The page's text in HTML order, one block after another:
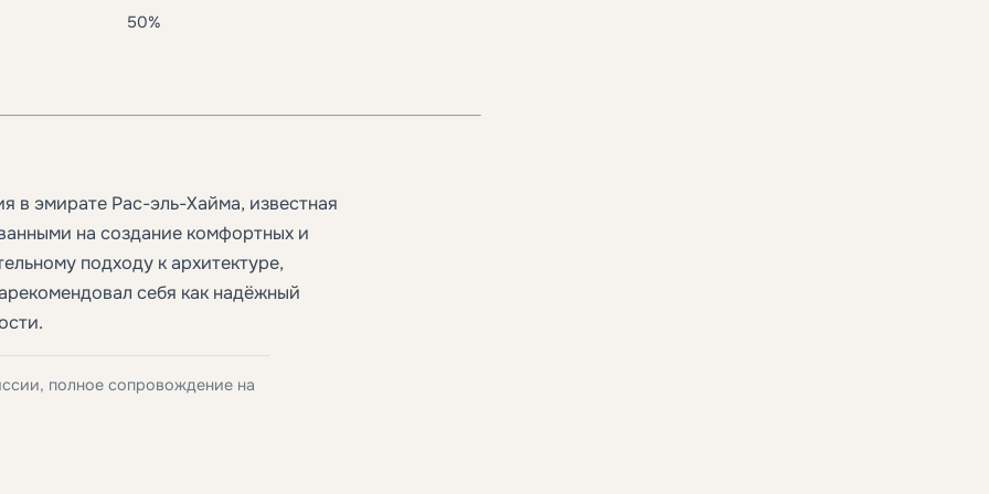
50%
в эмирате Рас-эль-Хайма, известная
на создание комфортных и
подходу к архитектуре,
себя как надёжный
полное сопровождение на